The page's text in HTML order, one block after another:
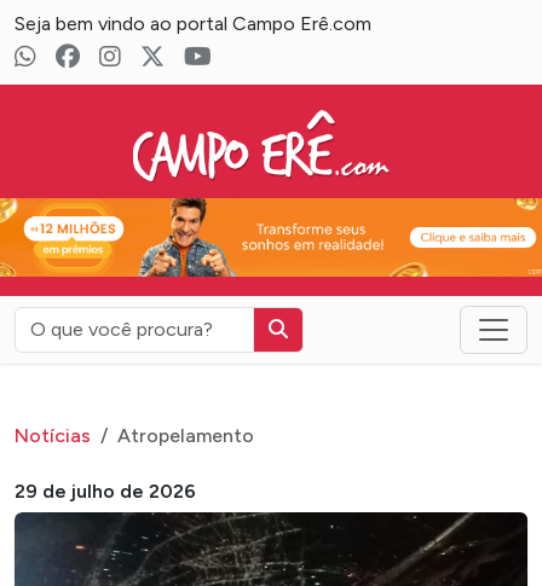
Seja bem vindo ao portal Campo Erê.com
Campo Erê.com
Notícias Atropelamento
29 de julho de 2026